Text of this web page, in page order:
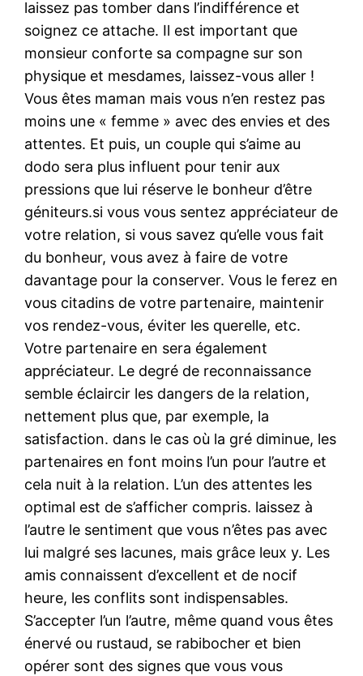
laissez pas tomber dans l’indifférence et
soignez ce attache. Il est important que
monsieur conforte sa compagne sur son
physique et mesdames, laissez-vous aller !
Vous êtes maman mais vous n’en restez pas
moins une « femme » avec des envies et des
attentes. Et puis, un couple qui s’aime au
dodo sera plus influent pour tenir aux
pressions que lui réserve le bonheur d’être
géniteurs.si vous vous sentez appréciateur de
votre relation, si vous savez qu’elle vous fait
du bonheur, vous avez à faire de votre
davantage pour la conserver. Vous le ferez en
vous citadins de votre partenaire, maintenir
vos rendez-vous, éviter les querelle, etc.
Votre partenaire en sera également
appréciateur. Le degré de reconnaissance
semble éclaircir les dangers de la relation,
nettement plus que, par exemple, la
satisfaction. dans le cas où la gré diminue, les
partenaires en font moins l’un pour l’autre et
cela nuit à la relation. L’un des attentes les
optimal est de s’afficher compris. laissez à
l’autre le sentiment que vous n’êtes pas avec
lui malgré ses lacunes, mais grâce leux y. Les
amis connaissent d’excellent et de nocif
heure, les conflits sont indispensables.
S’accepter l’un l’autre, même quand vous êtes
énervé ou rustaud, se rabibocher et bien
opérer sont des signes que vous vous